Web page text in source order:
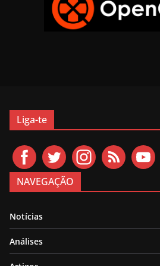
Liga-te
NAVEGAÇÃO
Notícias
Análises